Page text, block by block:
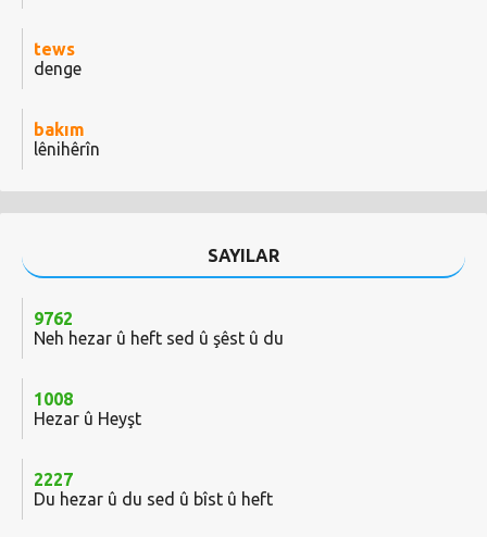
tews
denge
bakım
lênihêrîn
SAYILAR
9762
Neh hezar û heft sed û şêst û du
1008
Hezar û Heyşt
2227
Du hezar û du sed û bîst û heft